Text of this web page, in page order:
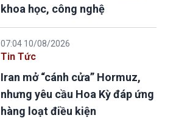
khoa học, công nghệ
07:04 10/08/2026
Tin Tức
Iran mở “cánh cửa” Hormuz,
nhưng yêu cầu Hoa Kỳ đáp ứng
hàng loạt điều kiện